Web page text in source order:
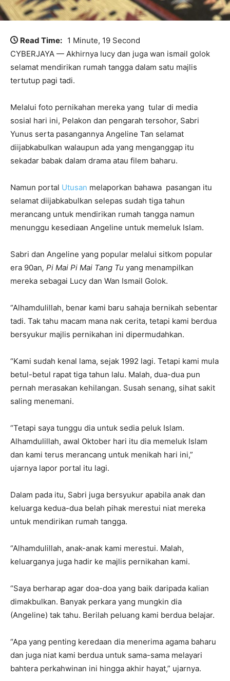
Read Time: 1 Minute, 19 Second
CYBERJAYA — Akhirnya lucy dan juga wan ismail golok
selamat mendirikan rumah tangga dalam satu majlis
tertutup pagi tadi.
Melalui foto pernikahan mereka yang tular di media
sosial hari ini, Pelakon dan pengarah tersohor, Sabri
Yunus serta pasangannya Angeline Tan selamat
diijabkabulkan walaupun ada yang menganggap itu
sekadar babak dalam drama atau filem baharu.
Namun portal Utusan melaporkan bahawa pasangan itu
selamat diijabkabulkan selepas sudah tiga tahun
merancang untuk mendirikan rumah tangga namun
menunggu kesediaan Angeline untuk memeluk Islam.
Sabri dan Angeline yang popular melalui sitkom popular
era 90an, Pi Mai Pi Mai Tang Tu yang menampilkan
mereka sebagai Lucy dan Wan Ismail Golok.
“Alhamdulillah, benar kami baru sahaja bernikah sebentar
tadi. Tak tahu macam mana nak cerita, tetapi kami berdua
bersyukur majlis pernikahan ini dipermudahkan.
“Kami sudah kenal lama, sejak 1992 lagi. Tetapi kami mula
betul-betul rapat tiga tahun lalu. Malah, dua-dua pun
pernah merasakan kehilangan. Susah senang, sihat sakit
saling menemani.
“Tetapi saya tunggu dia untuk sedia peluk Islam.
Alhamdulillah, awal Oktober hari itu dia memeluk Islam
dan kami terus merancang untuk menikah hari ini,”
ujarnya lapor portal itu lagi.
Dalam pada itu, Sabri juga bersyukur apabila anak dan
keluarga kedua-dua belah pihak merestui niat mereka
untuk mendirikan rumah tangga.
“Alhamdulillah, anak-anak kami merestui. Malah,
keluarganya juga hadir ke majlis pernikahan kami.
“Saya berharap agar doa-doa yang baik daripada kalian
dimakbulkan. Banyak perkara yang mungkin dia
(Angeline) tak tahu. Berilah peluang kami berdua belajar.
“Apa yang penting keredaan dia menerima agama baharu
dan juga niat kami berdua untuk sama-sama melayari
bahtera perkahwinan ini hingga akhir hayat,” ujarnya.